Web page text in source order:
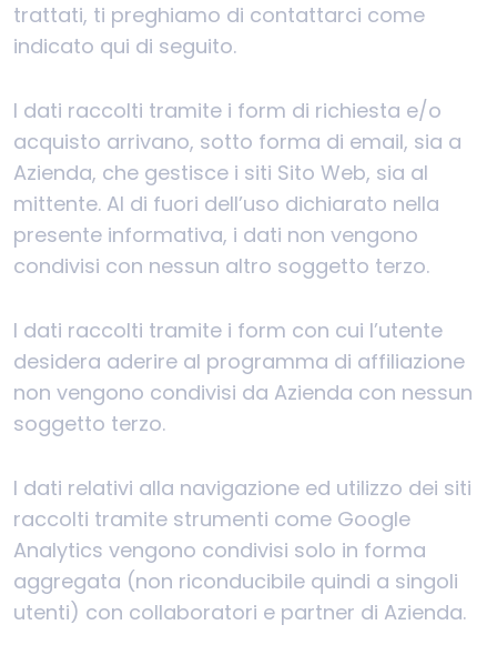
trattati, ti preghiamo di contattarci come
indicato qui di seguito.
I dati raccolti tramite i form di richiesta e/o
acquisto arrivano, sotto forma di email, sia a
Azienda, che gestisce i siti Sito Web, sia al
mittente. Al di fuori dell’uso dichiarato nella
presente informativa, i dati non vengono
condivisi con nessun altro soggetto terzo.
I dati raccolti tramite i form con cui l’utente
desidera aderire al programma di affiliazione
non vengono condivisi da Azienda con nessun
soggetto terzo.
I dati relativi alla navigazione ed utilizzo dei siti
raccolti tramite strumenti come Google
Analytics vengono condivisi solo in forma
aggregata (non riconducibile quindi a singoli
utenti) con collaboratori e partner di Azienda.